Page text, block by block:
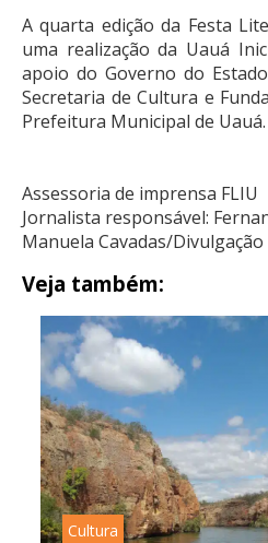
A quarta edição da Festa
uma realização da Uauá
apoio do Governo do
Secretaria de Cultura e
Prefeitura Municipal de Uauá.
Assessoria de imprensa FLIU
Jornalista responsável:
Manuela Cavadas/Divulgação
Veja também:
Cultura